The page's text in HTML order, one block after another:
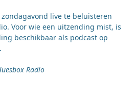
live te beluisteren
Voor wie een uitzending mist, is
beschikbaar als podcast op
.
Radio